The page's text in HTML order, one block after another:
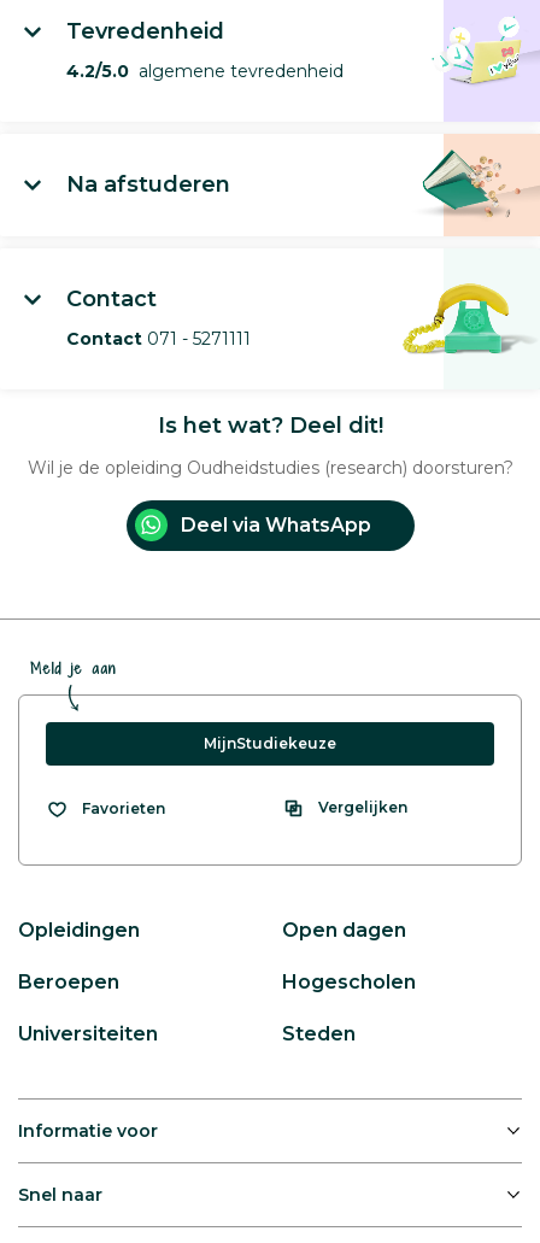
Tevredenheid
4.2/5.0 algemene tevredenheid
Na afstuderen
Contact
Contact 071 - 5271111
Is het wat? Deel dit!
Wil je de opleiding Oudheidstudies (research) doorsturen?
Deel via WhatsApp
Meld je aan
MijnStudiekeuze
Favorieten Vergelijken
Opleidingen Open dagen
Beroepen Hogescholen
Universiteiten Steden
Informatie voor
Snel naar